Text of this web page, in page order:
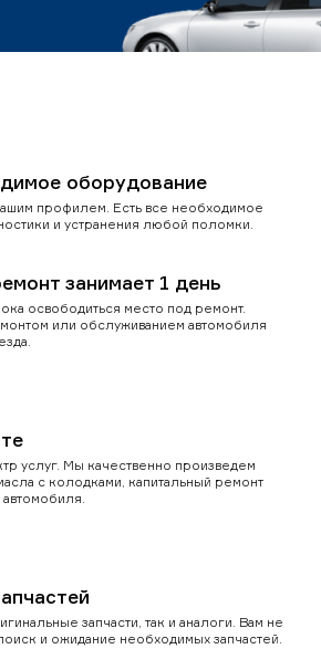
оборудование
профилем. Есть все необходимое
и устранения любой поломки.
занимает 1 день
освободиться место под ремонт.
или обслуживанием автомобиля
услуг. Мы качественно произведем
с колодками, капитальный ремонт
запчасти, так и аналоги. Вам не
и ожидание необходимых запчастей.